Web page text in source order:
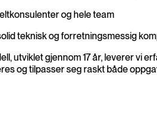
og hele team
teknisk og forretningsmessig
utviklet gjennom 17 år, leverer vi
og tilpasser seg raskt både